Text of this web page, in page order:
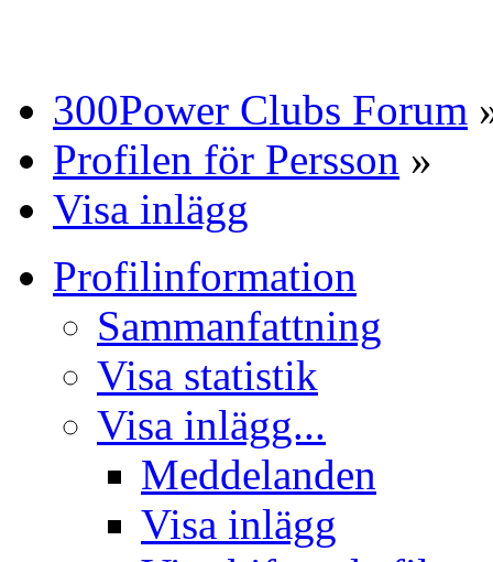
300Power Clubs Forum
Profilen för Persson »
Visa inlägg
Profilinformation
Sammanfattning
Visa statistik
Visa inlägg...
Meddelanden
Visa inlägg